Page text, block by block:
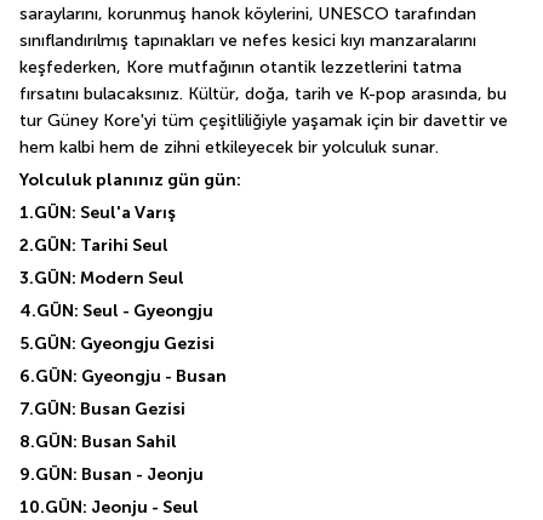
saraylarını, korunmuş hanok köylerini, UNESCO tarafından
sınıflandırılmış tapınakları ve nefes kesici kıyı manzaralarını
keşfederken, Kore mutfağının otantik lezzetlerini tatma
fırsatını bulacaksınız. Kültür, doğa, tarih ve K-pop arasında, bu
tur Güney Kore'yi tüm çeşitliliğiyle yaşamak için bir davettir ve
hem kalbi hem de zihni etkileyecek bir yolculuk sunar.
Yolculuk planınız gün gün:
1.GÜN: Seul'a Varış
2.GÜN: Tarihi Seul
3.GÜN: Modern Seul
4.GÜN: Seul - Gyeongju
5.GÜN: Gyeongju Gezisi
6.GÜN: Gyeongju - Busan
7.GÜN: Busan Gezisi
8.GÜN: Busan Sahil
9.GÜN: Busan - Jeonju
10.GÜN: Jeonju - Seul